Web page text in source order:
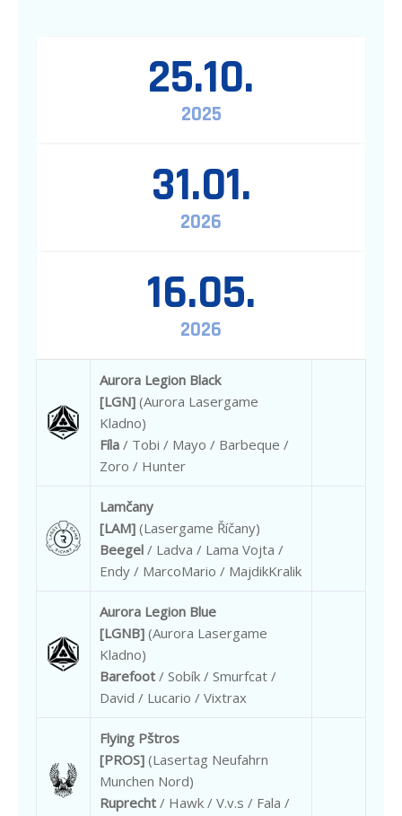
25.10.
2025
31.01.
2026
16.05.
2026
Aurora Legion Black
[LGN] (Aurora Lasergame
Kladno)
Fíla / Tobi / Mayo / Barbeque /
Zoro / Hunter
Lamčany
[LAM] (Lasergame Říčany)
Beegel / Ladva / Lama Vojta /
Endy / MarcoMario / MajdikKralik
Aurora Legion Blue
[LGNB] (Aurora Lasergame
Kladno)
Barefoot / Sobík / Smurfcat /
David / Lucario / Vixtrax
Flying Pštros
[PROS] (Lasertag Neufahrn
Munchen Nord)
Ruprecht / Hawk / V.v.s / Fala /